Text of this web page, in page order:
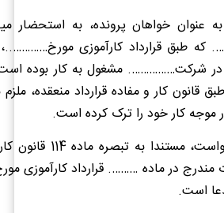
عنوان خواهان پرونده، به استحضار
که طبق قرارداد کارآموزی
در شرکت……………. مشغول به کار بوده
کار خود را ترک کرده است.
لذا با تقدیم این
در ماده ………. قرارداد کارآموزی
است.